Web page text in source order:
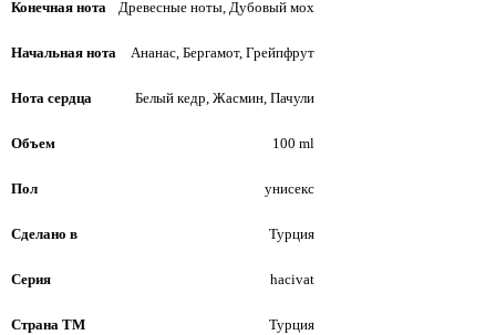
Конечная нота Древесные ноты, Дубовый мох
Начальная нота Ананас, Бергамот, Грейпфрут
Нота сердца Белый кедр, Жасмин, Пачули
Объем 100 ml
Пол унисекс
Сделано в Турция
Серия hacivat
Страна ТМ Турция